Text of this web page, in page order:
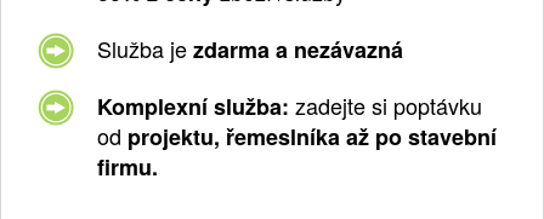
Služba jezdarma a nezávazná
Komplexní služba: zadejte si poptávku
od projektu, řemeslníka až po stavební
firmu.